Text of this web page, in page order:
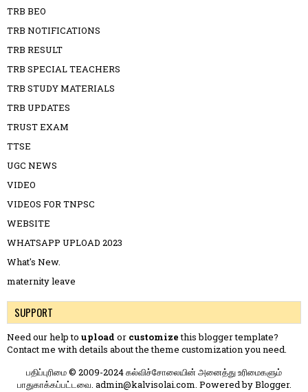
TRB BEO
TRB NOTIFICATIONS
TRB RESULT
TRB SPECIAL TEACHERS
TRB STUDY MATERIALS
TRB UPDATES
TRUST EXAM
TTSE
UGC NEWS
VIDEO
VIDEOS FOR TNPSC
WEBSITE
WHATSAPP UPLOAD 2023
What's New.
maternity leave
SUPPORT
Need our help to upload or customizethis blogger template?
Contact me with details about the theme customization you need.
பதிப்புரிமை © 2009-2024 கல்விச்சோலையின் அனைத்து உரிமைகளும்
பாதுகாக்கப்பட்டவை. admin@kalvisolai.com. Powered byBlogger.